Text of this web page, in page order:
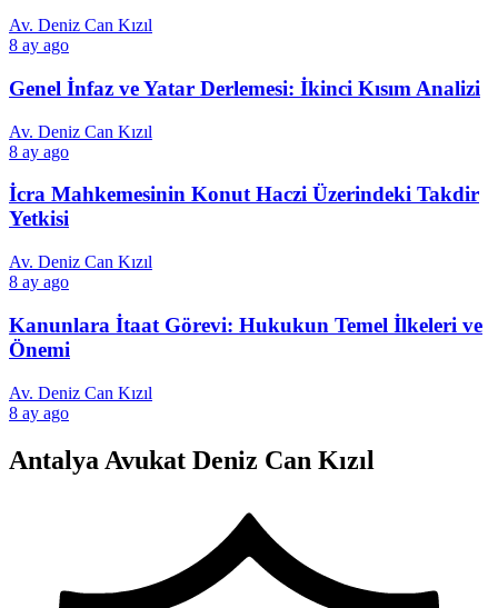
Av. Deniz Can Kızıl
8 ay ago
Genel İnfaz ve Yatar Derlemesi: İkinci Kısım Analizi
Av. Deniz Can Kızıl
8 ay ago
İcra Mahkemesinin Konut Haczi Üzerindeki Takdir
Yetkisi
Av. Deniz Can Kızıl
8 ay ago
Kanunlara İtaat Görevi: Hukukun Temel İlkeleri ve
Önemi
Av. Deniz Can Kızıl
8 ay ago
Antalya Avukat Deniz Can Kızıl